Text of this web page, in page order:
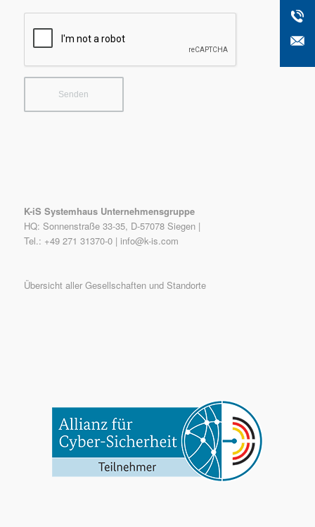
K-iS Systemhaus Unternehmensgruppe
HQ: Sonnenstraße 33-35, D-57078 Siegen |
Tel.: +49 271 31370-0 | info@k-is.com
Übersicht aller Gesellschaften und Standorte